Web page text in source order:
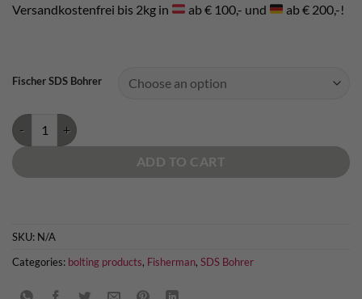
Versandkostenfrei bis 2kg in ab € 100,- und ab € 200,-!
Fischer SDS Bohrer
Bohrer SDS Quattric II quantity
ADD TO CART
SKU: N/A
Categories: bolting products, Fisherman, SDS Bohrer